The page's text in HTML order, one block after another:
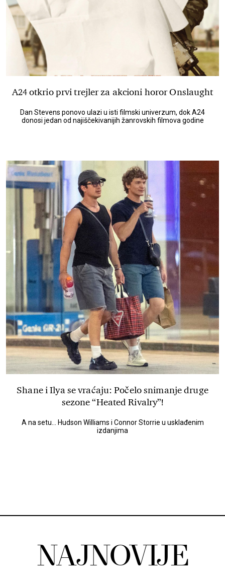
A24 otkrio prvi trejler za akcioni horor Onslaught
Dan Stevens ponovo ulazi u isti filmski univerzum, dok A24
donosi jedan od najiščekivanijih žanrovskih filmova godine
Shane i Ilya se vraćaju: Počelo snimanje druge
sezone “Heated Rivalry”!
A na setu... Hudson Williams i Connor Storrie u usklađenim
izdanjima
NAJNOVIJE